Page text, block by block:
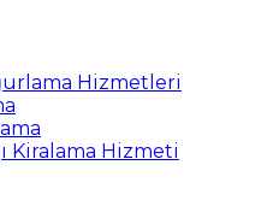
Hizmetleri
Kiralama Hizmeti